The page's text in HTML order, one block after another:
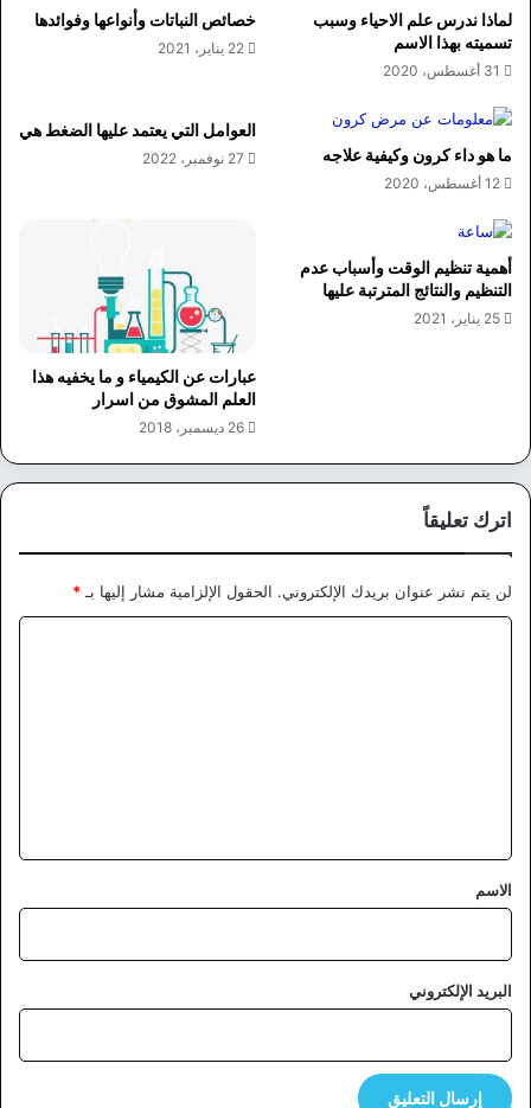
لماذا ندرس علم الاحياء وسبب
تسميته بهذا الاسم
31 أغسطس، 2020
خصائص النباتات وأنواعها وفوائدها
22 يناير، 2021
ما هو داء كرون وكيفية علاجه
12 أغسطس، 2020
العوامل التي يعتمد عليها الضغط هي
27 نوفمبر، 2022
أهمية تنظيم الوقت وأسباب عدم
التنظيم والنتائج المترتبة عليها
25 يناير، 2021
عبارات عن الكيمياء و ما يخفيه هذا
العلم المشوق من اسرار
26 ديسمبر، 2018
اترك تعليقاً
لن يتم نشر عنوان بريدك الإلكتروني. الحقول الإلزامية مشار إليها بـ*
*
الاسم
البريد الإلكتروني